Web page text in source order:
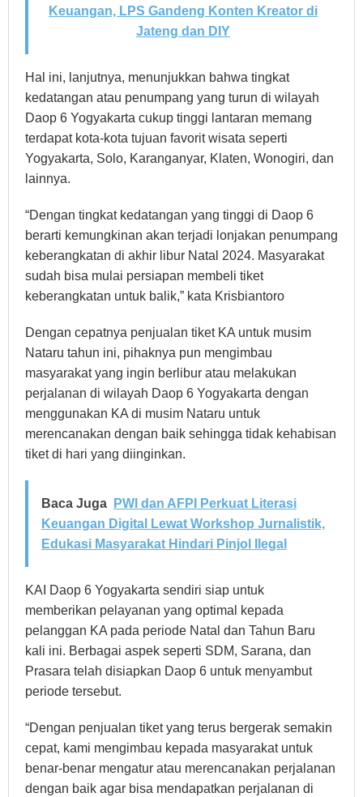
Keuangan, LPS Gandeng Konten Kreator di
Jateng dan DIY
Hal ini, lanjutnya, menunjukkan bahwa tingkat
kedatangan atau penumpang yang turun di wilayah
Daop 6 Yogyakarta cukup tinggi lantaran memang
terdapat kota-kota tujuan favorit wisata seperti
Yogyakarta, Solo, Karanganyar, Klaten, Wonogiri, dan
lainnya.
“Dengan tingkat kedatangan yang tinggi di Daop 6
berarti kemungkinan akan terjadi lonjakan penumpang
keberangkatan di akhir libur Natal 2024. Masyarakat
sudah bisa mulai persiapan membeli tiket
keberangkatan untuk balik,” kata Krisbiantoro
Dengan cepatnya penjualan tiket KA untuk musim
Nataru tahun ini, pihaknya pun mengimbau
masyarakat yang ingin berlibur atau melakukan
perjalanan di wilayah Daop 6 Yogyakarta dengan
menggunakan KA di musim Nataru untuk
merencanakan dengan baik sehingga tidak kehabisan
tiket di hari yang diinginkan.
Baca Juga
PWI dan AFPI Perkuat Literasi
Keuangan Digital Lewat Workshop Jurnalistik,
Edukasi Masyarakat Hindari Pinjol Ilegal
KAI Daop 6 Yogyakarta sendiri siap untuk
memberikan pelayanan yang optimal kepada
pelanggan KA pada periode Natal dan Tahun Baru
kali ini. Berbagai aspek seperti SDM, Sarana, dan
Prasara telah disiapkan Daop 6 untuk menyambut
periode tersebut.
“Dengan penjualan tiket yang terus bergerak semakin
cepat, kami mengimbau kepada masyarakat untuk
benar-benar mengatur atau merencanakan perjalanan
dengan baik agar bisa mendapatkan perjalanan di